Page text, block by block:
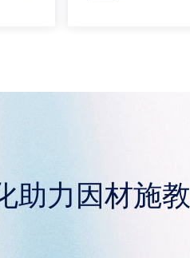
展示
助力因材施教